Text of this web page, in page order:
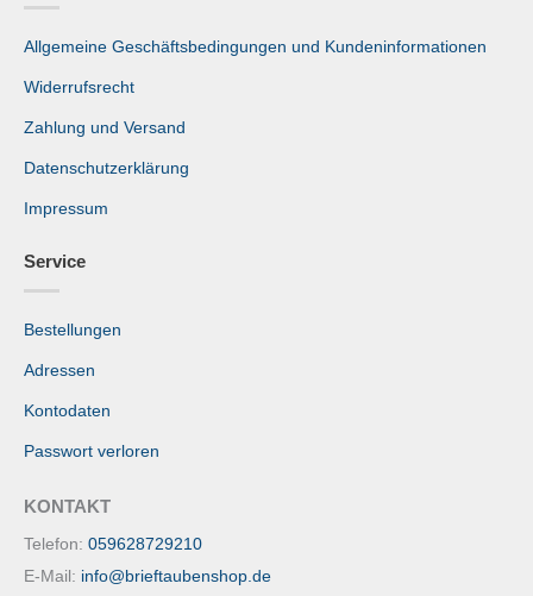
Allgemeine Geschäftsbedingungen und Kundeninformationen
Widerrufsrecht
Zahlung und Versand
Datenschutzerklärung
Impressum
Service
Bestellungen
Adressen
Kontodaten
Passwort verloren
KONTAKT
Telefon: 059628729210
E-Mail: info@brieftaubenshop.de